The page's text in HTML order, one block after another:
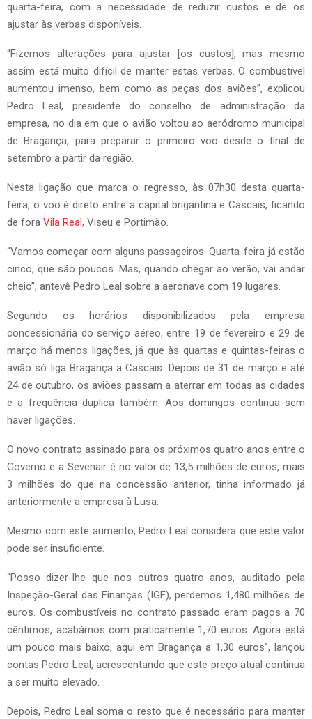
quarta-feira, com a necessidade de reduzir custos e de os
ajustar às verbas disponíveis.
“Fizemos alterações para ajustar [os custos], mas mesmo
assim está muito difícil de manter estas verbas. O combustível
aumentou imenso, bem como as peças dos aviões”, explicou
Pedro Leal, presidente do conselho de administração da
empresa, no dia em que o avião voltou ao aeródromo municipal
de Bragança, para preparar o primeiro voo desde o final de
setembro a partir da região.
Nesta ligação que marca o regresso, às 07h30 desta quarta-
feira, o voo é direto entre a capital brigantina e Cascais, ficando
de fora Vila Real, Viseu e Portimão.
“Vamos começar com alguns passageiros. Quarta-feira já estão
cinco, que são poucos. Mas, quando chegar ao verão, vai andar
cheio”, antevê Pedro Leal sobre a aeronave com 19 lugares.
Segundo os horários disponibilizados pela empresa
concessionária do serviço aéreo, entre 19 de fevereiro e 29 de
março há menos ligações, já que às quartas e quintas-feiras o
avião só liga Bragança a Cascais. Depois de 31 de março e até
24 de outubro, os aviões passam a aterrar em todas as cidades
e a frequência duplica também. Aos domingos continua sem
haver ligações.
O novo contrato assinado para os próximos quatro anos entre o
Governo e a Sevenair é no valor de 13,5 milhões de euros, mais
3 milhões do que na concessão anterior, tinha informado já
anteriormente a empresa à Lusa.
Mesmo com este aumento, Pedro Leal considera que este valor
pode ser insuficiente.
“Posso dizer-lhe que nos outros quatro anos, auditado pela
Inspeção-Geral das Finanças (IGF), perdemos 1,480 milhões de
euros. Os combustíveis no contrato passado eram pagos a 70
cêntimos, acabámos com praticamente 1,70 euros. Agora está
um pouco mais baixo, aqui em Bragança a 1,30 euros”, lançou
contas Pedro Leal, acrescentando que este preço atual continua
a ser muito elevado.
Depois, Pedro Leal soma o resto que é necessário para manter